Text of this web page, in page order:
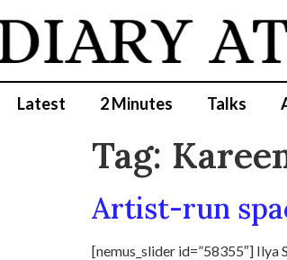
Latest 2 Minutes Talks
Tag:
Artist-run
[nemus_slider id=”58355″]